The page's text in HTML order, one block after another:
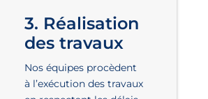
3. Réalisation
des travaux
Nos équipes procèdent
à l’exécution des travaux